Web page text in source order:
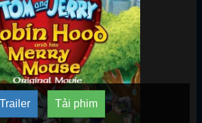
Trailer Tải phim